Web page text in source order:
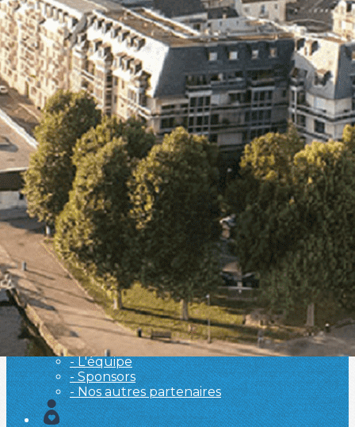
Exporter les lignes sélectionnées
Exporter toutes les colonnes
Exporter uniquement les colonnes affichées
Menu
<
>
- 🎁 Caen on aime, on partage
- 🎉 Les événements AVF
- Activités et Loisirs
Ajoutez un logo, un bouton, des réseaux sociaux
Cliquez pour éditer
L'association▴▾
- L'association
- Brochure
- L'équipe
- Sponsors
- Nos autres partenaires